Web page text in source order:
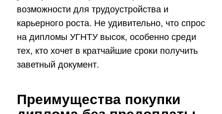
возможности для трудоустройства и
карьерного роста. Не удивительно, что спрос
на дипломы УГНТУ высок, особенно среди
тех, кто хочет в кратчайшие сроки получить
заветный документ.
Преимущества покупки